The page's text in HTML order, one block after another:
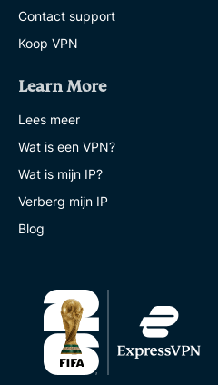
Contact support
Koop VPN
Learn More
Lees meer
Wat is een VPN?
Wat is mijn IP?
Verberg mijn IP
Blog